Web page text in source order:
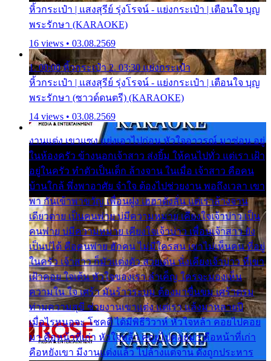
หิ้วกระเป๋า | แสงสุรีย์ รุ่งโรจน์ - แย่งกระเป๋า | เตือนใจ บุญ
พระรักษา (KARAOKE)
16 views • 03.08.2569
1. 00:00 หิ้วกระเป๋า 2. 03:30 แย่งกระเป๋า
หิ้วกระเป๋า | แสงสุรีย์ รุ่งโรจน์ - แย่งกระเป๋า | เตือนใจ บุญ
พระรักษา (ซาวด์ดนตรี) (KARAOKE)
14 views • 03.08.2569
งานแต่ง เขาแซง แย่งเอาไปก่อน หัวใจอาวรณ์ มาซ่อน อยู่
ในห้องครัว ข้างนอกเจ้าสาว ส่งยิ้ม ให้คนไปทั่ว แต่เรา เฝ้า
อยู่ในครัว ทำตัวเป็นเด็ก ล้างจาน ในเมื่อ เจ้าสาว คือคน
บ้านใกล้ พึ่งพาอาศัย จำใจ ต้องไปช่วยงาน พอถึงเวลา เขา
พา กันเข้าพาขวัญ เพื่อนฝูง เฮฮาดังลั่น แต่เราล้างจาน
เดียวดาย เป็นคนพ่าย บ่มีความหมาย เคียงใจเจ้าบ่าว เป็น
คนพ่าย บ่มีความหมาย เคียงใจเจ้าบ่าว เพื่อนเจ้าสาว ยัง
เป็นบ่ได้ คือคนพ่าย ฮักคน ไม่มีใครสน เขาไม่เห็นคน ที่อยู่
ในครัว เจ้าสาว ก็มัวแต่งตัว สวยเด่น นั่งเคียงเจ้าบ่าว ที่เขา
เฝ้าคอย ใจเต้น หัวใจของเรา ลำเค็ญ ใครจะมองเห็น
ความใน ใจ เศร้า มันร้าวระบม ต้องมาขื่นขม เศร้าตรม
ท่ามความสุขี ช่วยงานเขาแต่ง แต่เรา แล้งมาหลายปี
เมื่อไรหนอจะ โชคดี ได้มีพิธีวิวาห์ หัวใจหล้า คอยไปคอย
มา คือหน้าที่เก่า หัวใจหล้า คอยไปคอยมา คือหน้าที่เก่า
คือหยังเขา มีงานแต่งแล้ว ไปล้างแต่จาน ดั่งถูกประหาร